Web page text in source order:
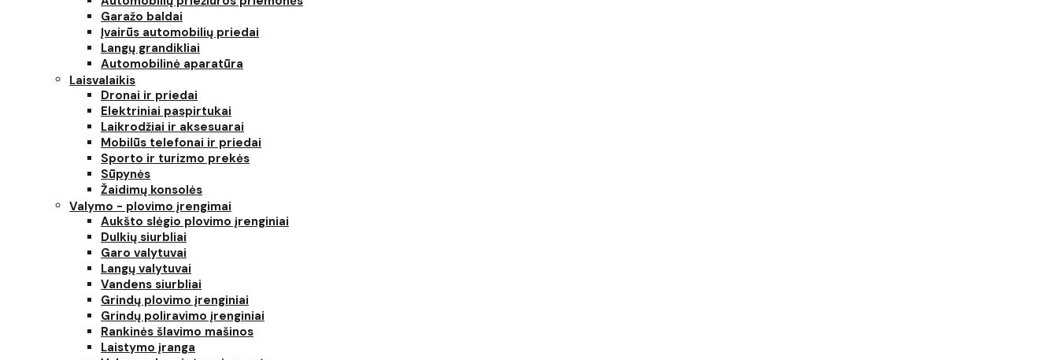
Garažo baldai
Įvairūs automobilių priedai
Langų grandikliai
Automobilinė aparatūra
Laisvalaikis
Dronai ir priedai
Elektriniai paspirtukai
Laikrodžiai ir aksesuarai
Mobilūs telefonai ir priedai
Sporto ir turizmo prekės
Sūpynės
Žaidimų konsolės
Valymo - plovimo įrengimai
Aukšto slėgio plovimo įrenginiai
Dulkių siurbliai
Garo valytuvai
Langų valytuvai
Vandens siurbliai
Grindų plovimo įrenginiai
Grindų poliravimo įrenginiai
Rankinės šlavimo mašinos
Laistymo įranga